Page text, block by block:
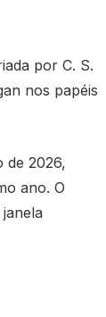
por C. S.
nos papéis
de 2026,
ano. O